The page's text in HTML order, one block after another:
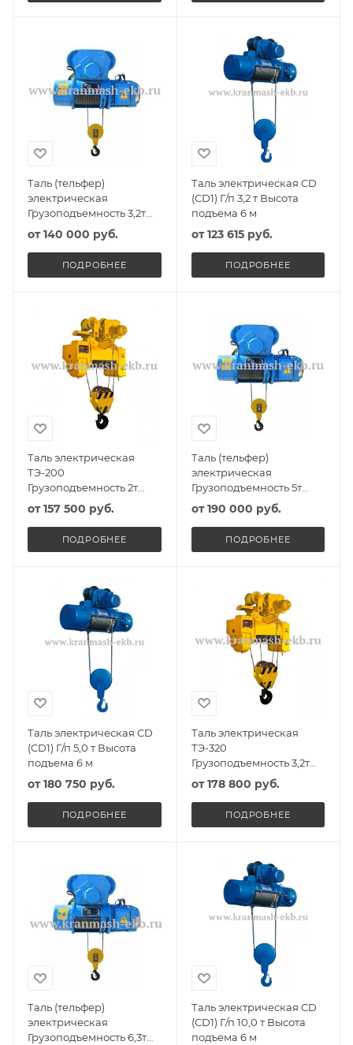
Таль (тельфер)
электрическая
Грузоподъемность 3,2т
Высота подъема 6м
от140 000 руб.
ПОДРОБНЕЕ
Таль электрическая CD
(CD1) Г/п 3,2 т Высота
подъема 6 м
от123 615 руб.
ПОДРОБНЕЕ
Таль электрическая
ТЭ-200
Грузоподъемность 2т
Высота подъема 6м
от157 500 руб.
ПОДРОБНЕЕ
Таль (тельфер)
электрическая
Грузоподъемность 5т
Высота подъема 6м
от190 000 руб.
ПОДРОБНЕЕ
Таль электрическая CD
(CD1) Г/п 5,0 т Высота
подъема 6 м
от180 750 руб.
ПОДРОБНЕЕ
Таль электрическая
ТЭ-320
Грузоподъемность 3,2т
Высота подъема 6м
от178 800 руб.
ПОДРОБНЕЕ
Таль (тельфер)
электрическая
Грузоподъемность 6,3т
Таль электрическая CD
(CD1) Г/п 10,0 т Высота
подъема 6 м